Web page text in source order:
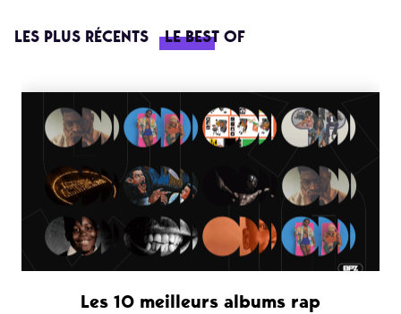
LES PLUS RÉCENTS LE BEST OF
Les 10 meilleurs albums rap